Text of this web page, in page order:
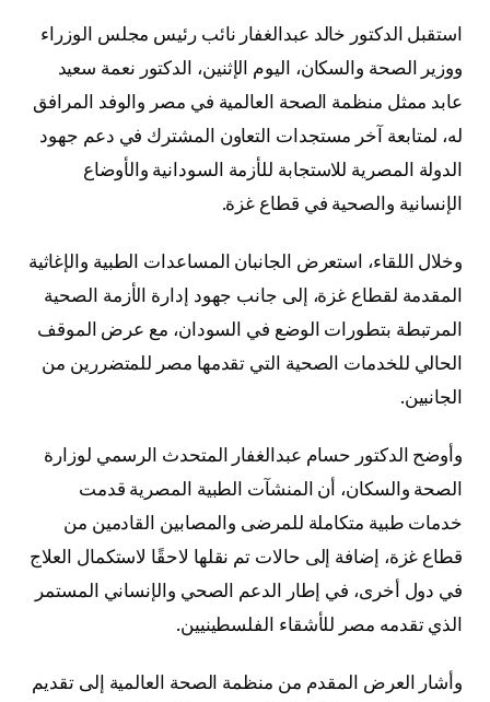
استقبل الدكتور خالد عبدالغفار نائب رئيس مجلس الوزراء
ووزير الصحة والسكان، اليوم الإثنين، الدكتور نعمة سعيد
عابد ممثل منظمة الصحة العالمية في مصر والوفد المرافق
له، لمتابعة آخر مستجدات التعاون المشترك في دعم جهود
الدولة المصرية للاستجابة للأزمة السودانية والأوضاع
الإنسانية والصحية في قطاع غزة.
وخلال اللقاء، استعرض الجانبان المساعدات الطبية والإغاثية
المقدمة لقطاع غزة، إلى جانب جهود إدارة الأزمة الصحية
المرتبطة بتطورات الوضع في السودان، مع عرض الموقف
الحالي للخدمات الصحية التي تقدمها مصر للمتضررين من
الجانبين.
وأوضح الدكتور حسام عبدالغفار المتحدث الرسمي لوزارة
الصحة والسكان، أن المنشآت الطبية المصرية قدمت
خدمات طبية متكاملة للمرضى والمصابين القادمين من
قطاع غزة، إضافة إلى حالات تم نقلها لاحقًا لاستكمال العلاج
في دول أخرى، في إطار الدعم الصحي والإنساني المستمر
الذي تقدمه مصر للأشقاء الفلسطينيين.
وأشار العرض المقدم من منظمة الصحة العالمية إلى تقديم